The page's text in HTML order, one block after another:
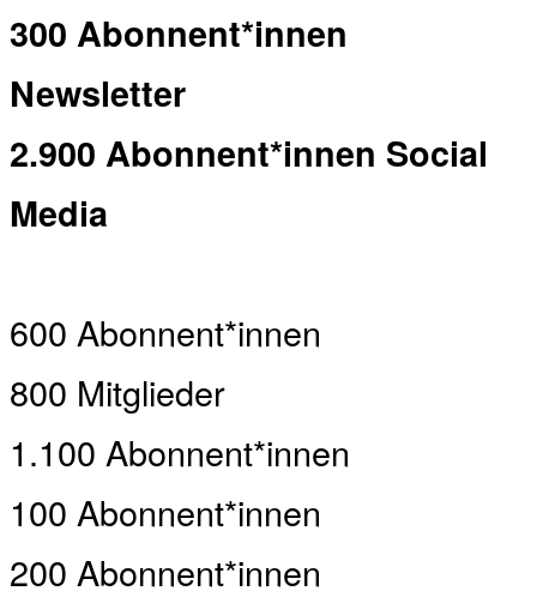
300 Abonnent*innen
Newsletter
2.900 Abonnent*innen Social
Media
600 Abonnent*innen
800 Mitglieder
1.100 Abonnent*innen
100 Abonnent*innen
200 Abonnent*innen